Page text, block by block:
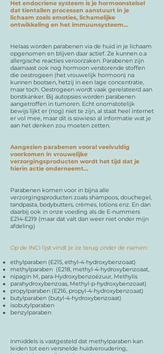
Het endocriene systeem is je hormoonstelsel
dat tientallen processen aanstuurt in je
lichaam zoals emoties, lichamelijke
ontwikkeling en het immuunsysteem...
Helaas worden parabenen via de huid in je lichaam
opgenomen en blijven daar actief. Ze kunnen o.a
allergische reacties veroorzaken. Parabenen zijn
daarnaast ook nog hormoon verstorende stoffen
die oestrogeen (het vrouwelijk hormoon) na
kunnen bootsen, hetzij in een lage concentratie,
maar toch. Oestrogeen wordt vaak gerelateerd aan
borstkanker. Bij autopsies worden parabenen
aangetroffen in tumoren. Echt onomstotelijk
bewijs lijkt er (nog) niet te zijn, al staat heel internet
er vol mee, maar dit is sowieso al informatie wat je
aan het denken zou moeten zetten.
Aangezien parabenen vooral veelvuldig
voorkomen in vrouwelijke
verzorgingsproducten wordt het tijd dat je
hierin actie onderneemt...
Parabenen komen voor in bijna alle
verzorgingsproducten zoals shampoos, douchegel,
tandpasta, bodybutters, crèmes, lotions enz. En dan
daarbij ook in onze voeding als de E-nummers
E214-E219 (maar dat valt dan weer niet onder mijn
afdeling)
Op de INCI lijst vindt je ze terug onder de namen:
ethylparaben (E215, ethyl-4-hydroxybenzoaat)
methylparaben (E218, methyl-4-hydroxybenzoaat,
nipagin M, para-Hydroxybenzoëzuur, Methylis
parahydroxybenzoas, Methyl-p-hydroxybenzoaat)
propylparaben (E216, propyl-4-hydroxybenzoaat)
butylparaben (butyl-4-hydroxybenzoaat)
isobutylparaben
benzylparaben
Inmiddels is vastgesteld dat methylparaben kan
leiden tot een versnelde huidveroudering,